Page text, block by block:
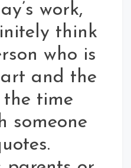
work,
think
who is
and the
time
someone